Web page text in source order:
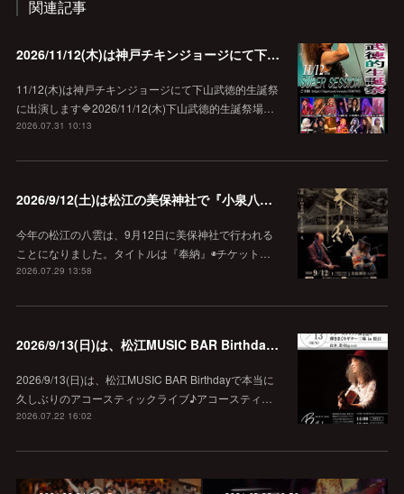
関連記事
2026/11/12(木)は神戸チキンジョージにて下山武徳的生誕祭に出演します♪
11/12(木)は神戸チキンジョージにて下山武徳的生誕祭
に出演します🔷2026/11/12(木)下山武徳的生誕祭場…
2026.07.31 10:13
2026/9/12(土)は松江の美保神社で『小泉八雲朗読のしらべ』
今年の松江の八雲は、9月12日に美保神社で行われる
ことになりました。タイトルは『奉納』◉チケット…
2026.07.29 13:58
2026/9/13(日)は、松江MUSIC BAR Birthdayでアコースティック弾き語り弾きまくりギター三昧♪
2026/9/13(日)は、松江MUSIC BAR Birthdayで本当に
久しぶりのアコースティックライブ♪アコースティ…
2026.07.22 16:02